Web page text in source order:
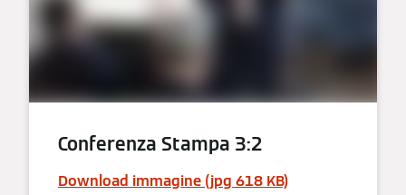
Conferenza Stampa 3:2
Download immagine (jpg 618 KB)